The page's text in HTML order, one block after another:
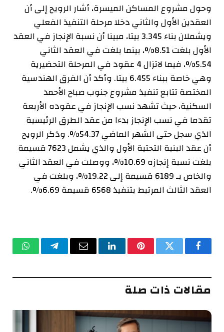
وحول مشروع المساكن الميسرة، أشار الرويح إلى أن
العقدين الأول والثاني دخلا مرحلة التنفيذ الفعلي
ويشملان بناء 3.345 بيتا، مبينا أن نسبة الإنجاز في العقد
الأول بلغت 8.51%، بينما بلغت في العقد الثاني
5.54%، فيما لاتزال 4 عقود في المرحلة التحضيرية
وهي خاصة ببناء 6.455 بيتا. وأكد أن الفرق الهندسية
المختصة تتابع تنفيذ مشروع جنوب صباح الأحمد
السكنية، حيث تشهد نسب الإنجاز في عقوده الأربعة
تقدما في نسب الإنجاز بدءا من عقد الطرق الرئيسية
الذي سجل حتى الشهر الماضي 54.37%. وذكر الرويح
أن عقد البنية التحتية الأول والذي يشمل 7623 قسيمة
بلغت نسبة إنجازه 10.69%، ووصلت في العقد الثاني
والخاص بـ 6189 قسيمة إلى 19.22%، وبلغت في
العقد الثالث المرتبط بتنفيذ 6568 قسيمة 6.69%.
فيسبوكتويتر بينتيريستلينكدإنالبريد تيلقرام
مقالات ذات صلة